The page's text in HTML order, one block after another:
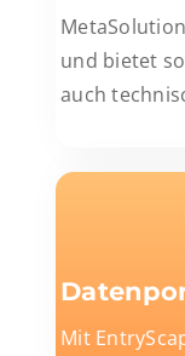
und bietet
auch
Mit